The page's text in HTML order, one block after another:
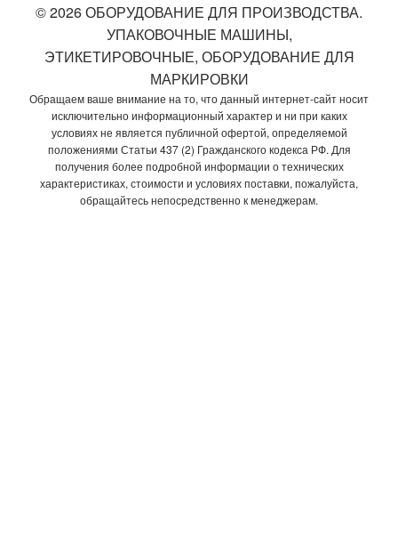
© 2026 ОБОРУДОВАНИЕ ДЛЯ ПРОИЗВОДСТВА.
УПАКОВОЧНЫЕ МАШИНЫ,
ЭТИКЕТИРОВОЧНЫЕ, ОБОРУДОВАНИЕ ДЛЯ
МАРКИРОВКИ
Обращаем ваше внимание на то, что данный интернет-сайт носит
исключительно информационный характер и ни при каких
условиях не является публичной офертой, определяемой
положениями Статьи 437 (2) Гражданского кодекса РФ. Для
получения более подробной информации о технических
характеристиках, стоимости и условиях поставки, пожалуйста,
обращайтесь непосредственно к менеджерам.